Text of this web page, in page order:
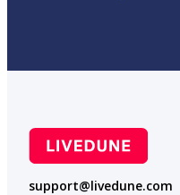
support@livedune.com